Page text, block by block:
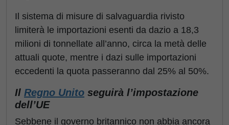
Il sistema di misure di salvaguardia rivisto
limiterà le importazioni esenti da dazio a 18,3
milioni di tonnellate all’anno, circa la metà delle
attuali quote, mentre i dazi sulle importazioni
eccedenti la quota passeranno dal 25% al 50%.
Il Regno Unito seguirà l’impostazione
dell’UE
Sebbene il governo britannico non abbia ancora